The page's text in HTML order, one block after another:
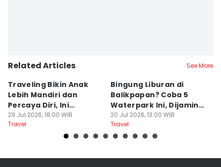
Related Articles See More
Traveling Bikin Anak
Lebih Mandiri dan
Percaya Diri, Ini
Penjelasan Psikolog
29 Jul 2026, 18:00 WIB
Travel
Bingung Liburan di
Balikpapan? Coba 5
Waterpark Ini, Dijamin
Bikin Betah
20 Jul 2026, 13:00 WIB
Travel